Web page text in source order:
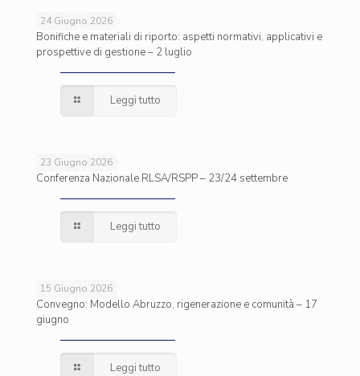
24 Giugno 2026
Bonifiche e materiali di riporto: aspetti normativi, applicativi e
prospettive di gestione – 2 luglio
Leggi tutto
23 Giugno 2026
Conferenza Nazionale RLSA/RSPP – 23/24 settembre
Leggi tutto
15 Giugno 2026
Convegno: Modello Abruzzo, rigenerazione e comunità – 17
giugno
Leggi tutto